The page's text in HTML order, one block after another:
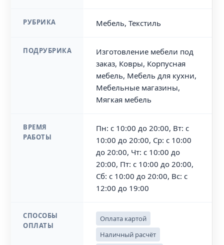
РУБРИКА Мебель, Текстиль
ПОДРУБРИКА
Изготовление мебели под
заказ, Ковры, Корпусная
мебель, Мебель для кухни,
Мебельные магазины,
Мягкая мебель
ВРЕМЯ
РАБОТЫ
Пн: с 10:00 до 20:00, Вт: с
10:00 до 20:00, Ср: с 10:00
до 20:00, Чт: с 10:00 до
20:00, Пт: с 10:00 до 20:00,
Сб: с 10:00 до 20:00, Вс: с
12:00 до 19:00
СПОСОБЫ
ОПЛАТЫ
Оплата картой
Наличный расчёт